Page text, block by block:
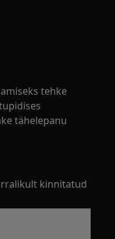
tehke
tähelepanu
kinnitatud